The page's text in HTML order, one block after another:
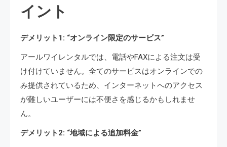
イント
デメリット1: “オンライン限定のサービス”
アールワイレンタルでは、電話やFAXによる注文は受
け付けていません。全てのサービスはオンラインでの
み提供されているため、インターネットへのアクセス
が難しいユーザーには不便さを感じるかもしれませ
ん。
デメリット2: “地域による追加料金”